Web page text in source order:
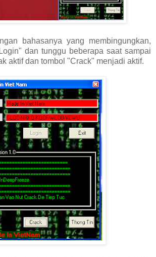
bahasanya yang membingungkan,
dan tunggu beberapa saat sampai
aktif dan tombol "Crack" menjadi aktif.